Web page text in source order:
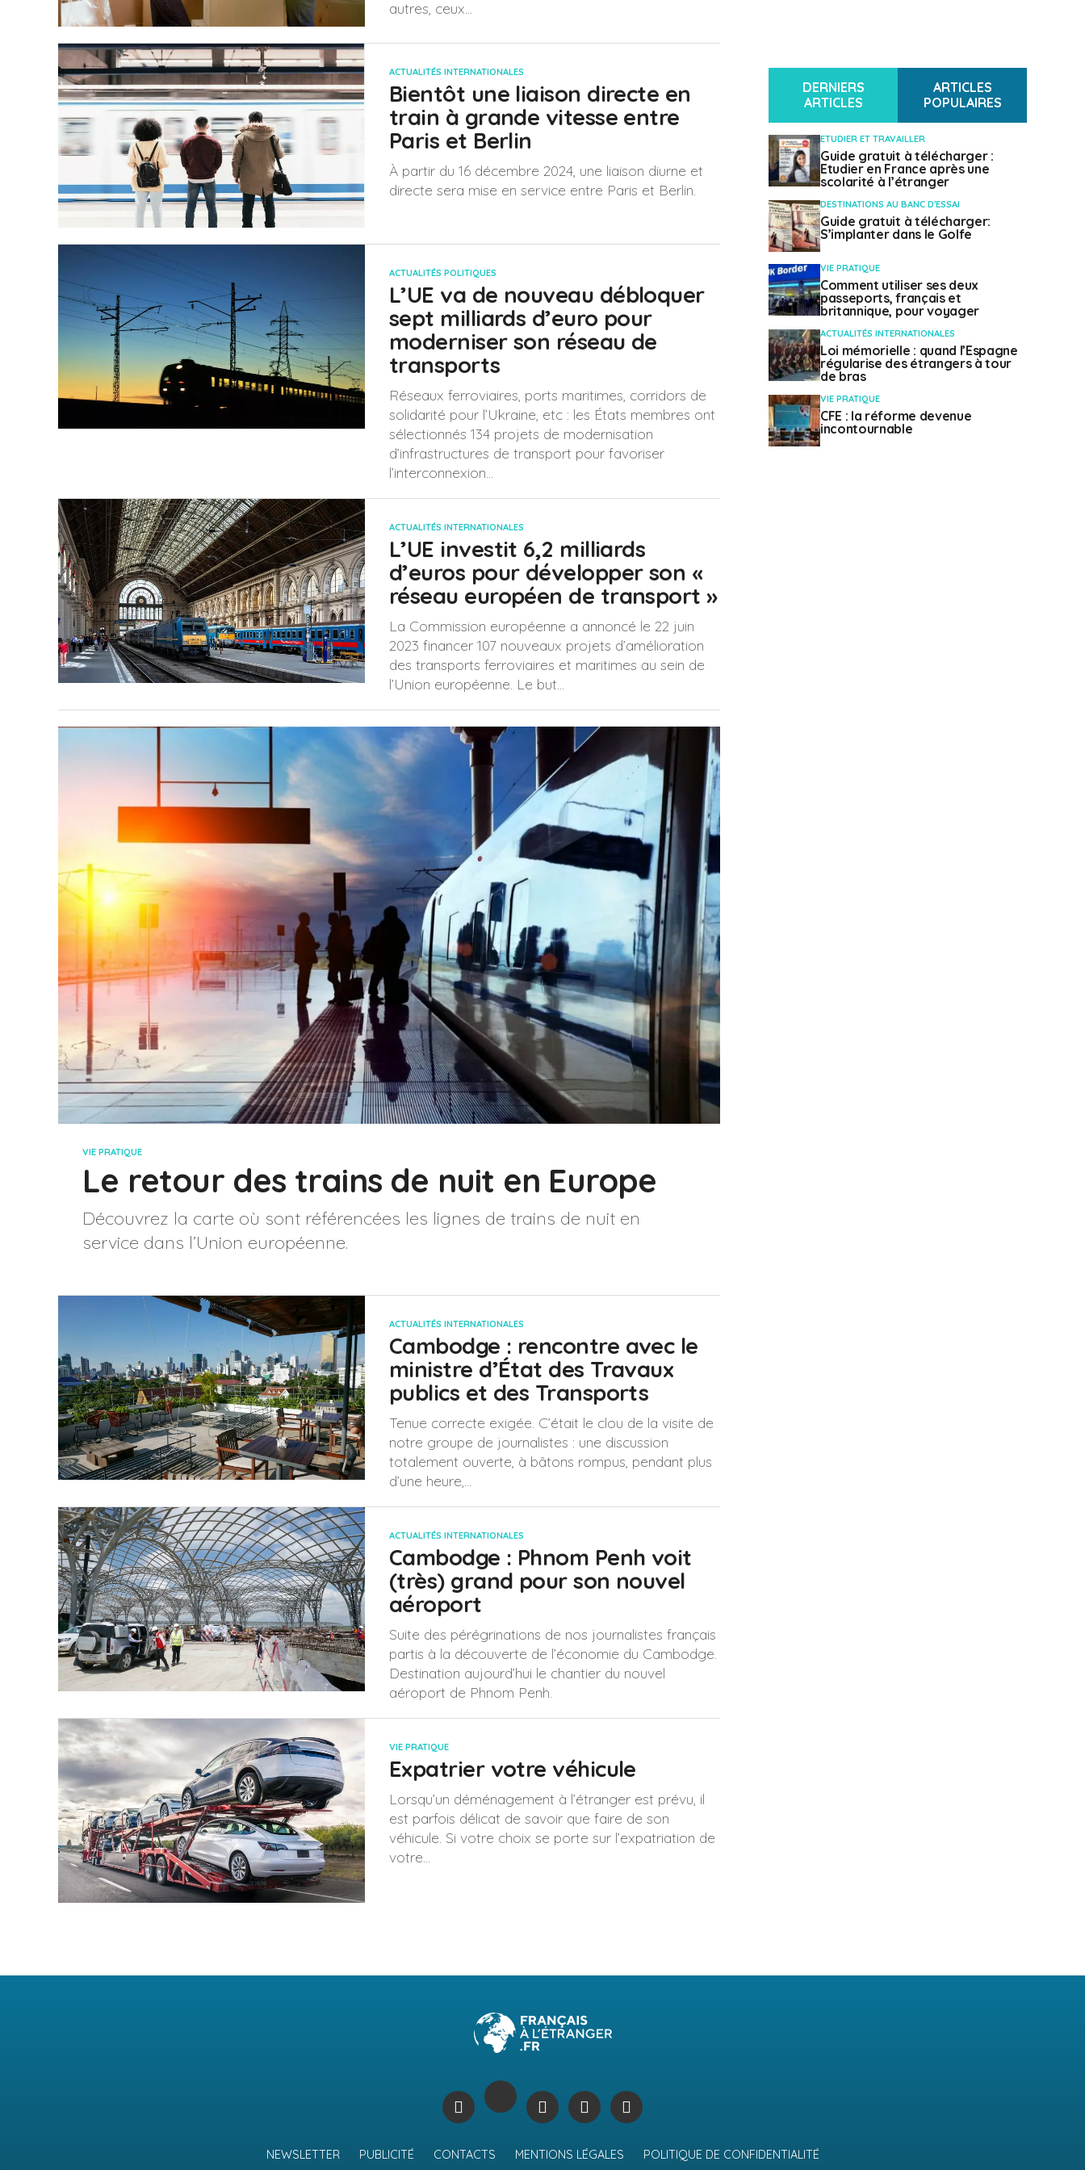
autres, ceux...
ACTUALITÉS INTERNATIONALES
Bientôt une liaison directe en
train à grande vitesse entre
Paris et Berlin
À partir du 16 décembre 2024, une liaison diurne et
directe sera mise en service entre Paris et Berlin.
ACTUALITÉS POLITIQUES
L’UE va de nouveau débloquer
sept milliards d’euro pour
moderniser son réseau de
transports
Réseaux ferroviaires, ports maritimes, corridors de
solidarité pour l’Ukraine, etc : les États membres ont
sélectionnés 134 projets de modernisation
d’infrastructures de transport pour favoriser
l’interconnexion...
ACTUALITÉS INTERNATIONALES
L’UE investit 6,2 milliards
d’euros pour développer son «
réseau européen de transport »
La Commission européenne a annoncé le 22 juin
2023 financer 107 nouveaux projets d’amélioration
des transports ferroviaires et maritimes au sein de
l’Union européenne. Le but...
VIE PRATIQUE
Le retour des trains de nuit en Europe
Découvrez la carte où sont référencées les lignes de trains de nuit en
service dans l’Union européenne.
ACTUALITÉS INTERNATIONALES
Cambodge : rencontre avec le
ministre d’État des Travaux
publics et des Transports
Tenue correcte exigée. C’était le clou de la visite de
notre groupe de journalistes : une discussion
totalement ouverte, à bâtons rompus, pendant plus
d’une heure,...
ACTUALITÉS INTERNATIONALES
Cambodge : Phnom Penh voit
(très) grand pour son nouvel
aéroport
Suite des pérégrinations de nos journalistes français
partis à la découverte de l’économie du Cambodge.
Destination aujourd’hui le chantier du nouvel
aéroport de Phnom Penh.
VIE PRATIQUE
Expatrier votre véhicule
Lorsqu’un déménagement à l’étranger est prévu, il
est parfois délicat de savoir que faire de son
véhicule. Si votre choix se porte sur l’expatriation de
votre...
DERNIERS
ARTICLES
ARTICLES
POPULAIRES
ETUDIER ET TRAVAILLER
Guide gratuit à télécharger :
Etudier en France après une
scolarité à l’étranger
DESTINATIONS AU BANC D'ESSAI
Guide gratuit à télécharger:
S’implanter dans le Golfe
VIE PRATIQUE
Comment utiliser ses deux
passeports, français et
britannique, pour voyager
ACTUALITÉS INTERNATIONALES
Loi mémorielle : quand l’Espagne
régularise des étrangers à tour
de bras
VIE PRATIQUE
CFE : la réforme devenue
incontournable
NEWSLETTER PUBLICITÉ CONTACTS MENTIONS LÉGALES POLITIQUE DE CONFIDENTIALITÉ